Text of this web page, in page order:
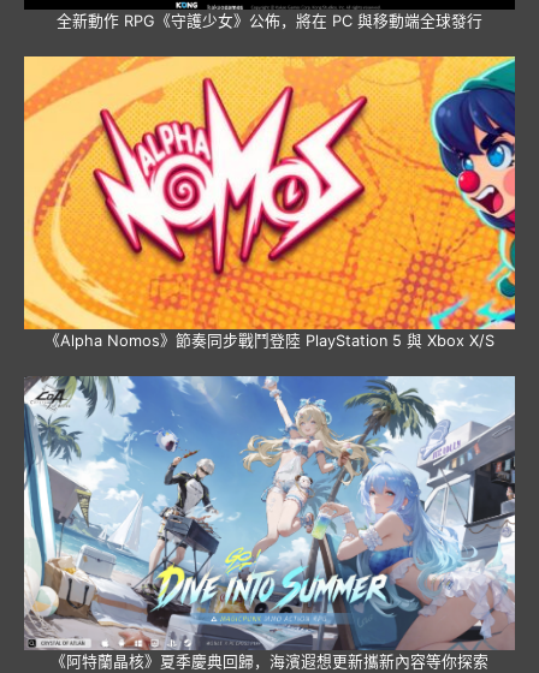
全新動作 RPG《守護少女》公佈，將在 PC 與移動端全球發行
《Alpha Nomos》節奏同步戰鬥登陸 PlayStation 5 與 Xbox X/S
《阿特蘭晶核》夏季慶典回歸，海濱遐想更新攜新內容等你探索